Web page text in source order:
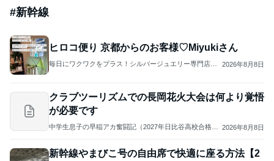
#新幹線
ヒロコ便り 京都からのお客様♡Miyukiさん
毎日にワクワクをプラス！シルバージュエリー専門店
2026年8月8日
クラブツーリズムでの長岡花火大会は何より覚悟
が必要です
中学生息子の早稲アカ奮闘記（2027年日比谷高校合格を
2026年8月8日
新幹線やまびこ号の自由席で快適に座る方法【2